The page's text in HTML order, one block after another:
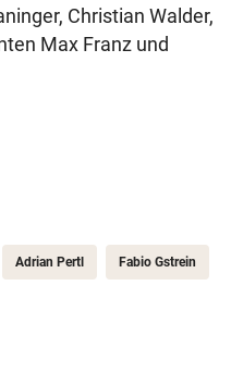
Christian Walder,
Max Franz und
Adrian Pertl Fabio Gstrein